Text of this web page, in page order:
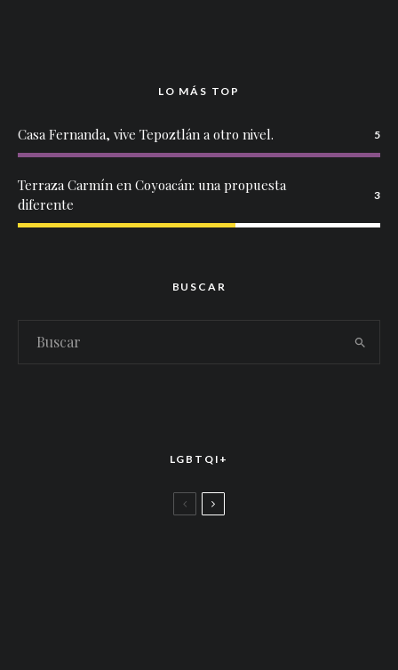
LO MÁS TOP
Casa Fernanda, vive Tepoztlán a otro nivel. 5
Terraza Carmín en Coyoacán: una propuesta
diferente
3
BUSCAR
LGBTQI+